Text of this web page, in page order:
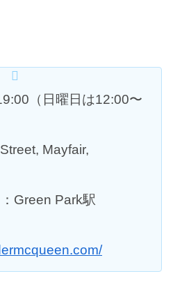
（日曜日は12:00〜
Mayfair,
Green Park駅